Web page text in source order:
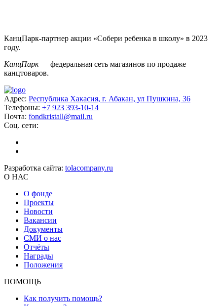
КанцПарк-партнер акции «Собери ребенка в школу» в 2023
году.
КанцПарк— федеральная сеть магазинов по продаже
канцтоваров.
Адрес: Республика Хакасия, г. Абакан, ул Пушкина, 36
Телефоны: +7 923 393-10-14
Почта: fondkristall@mail.ru
Соц. сети:
Разработка сайта: tolacompany.ru
О НАС
О фонде
Проекты
Новости
Вакансии
Документы
СМИ о нас
Отчёты
Награды
Положения
ПОМОЩЬ
Как получить помощь?